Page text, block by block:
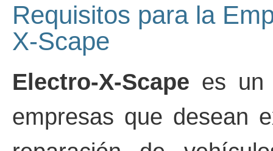
Requisitos para la
X-Scape
Electro-X-Scape es un
empresas que desean